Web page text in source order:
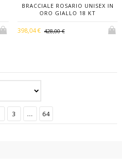
BRACCIALE ROSARIO UNISEX IN
ORO GIALLO 18 KT
398,04 € 428,00 €
3 ... 64